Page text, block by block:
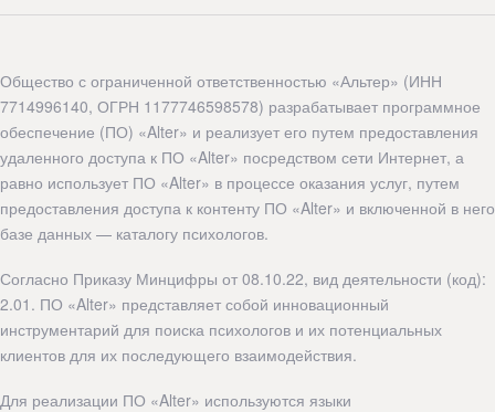
Общество с ограниченной ответственностью «Альтер» (ИНН
7714996140, ОГРН 1177746598578) разрабатывает программное
обеспечение (ПО) «Alter» и реализует его путем предоставления
удаленного доступа к ПО «Alter» посредством сети Интернет, а
равно использует ПО «Alter» в процессе оказания услуг, путем
предоставления доступа к контенту ПО «Alter» и включенной в него
базе данных — каталогу психологов.
Согласно Приказу Минцифры от 08.10.22, вид деятельности (код):
2.01. ПО «Alter» представляет собой инновационный
инструментарий для поиска психологов и их потенциальных
клиентов для их последующего взаимодействия.
Для реализации ПО «Alter» используются языки